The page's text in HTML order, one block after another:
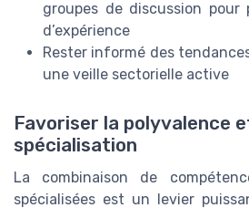
groupes de discussion pour
d’expérience
Rester informé des
une veille sectorielle active
Favoriser la polyvalence
spécialisation
La combinaison de
spécialisées est un levier